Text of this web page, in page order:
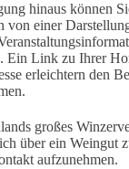
hinaus können
von einer
Ein Link zu Ihrer
erleichtern den
großes
über ein Weingut
aufzunehmen.